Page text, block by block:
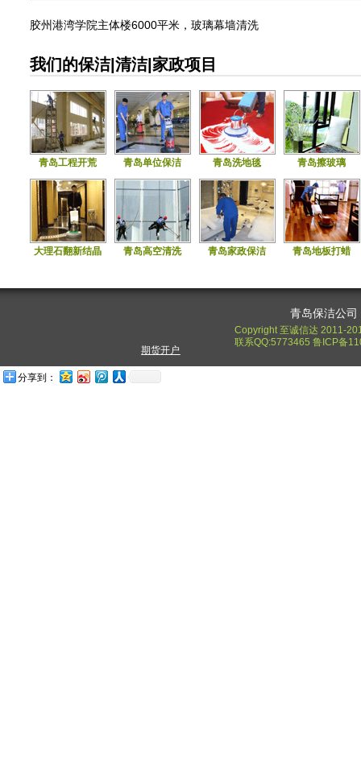
胶州港湾学院主体楼6000平米，玻璃幕墙清洗
我们的保洁|清洁|家政项目
青岛工程开荒 青岛单位保洁 青岛洗地毯 青岛擦玻璃
大理石翻新结晶 青岛高空清洗 青岛家政保洁 青岛地板打蜡
青岛保洁公司
Copyright 至诚信达 2011-
联系QQ:5773465 鲁ICP备
期货开户
分享到：